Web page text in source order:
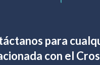
para
con el